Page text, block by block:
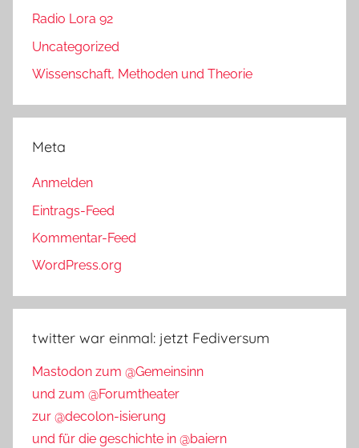
Radio Lora 92
Uncategorized
Wissenschaft, Methoden und Theorie
Meta
Anmelden
Eintrags-Feed
Kommentar-Feed
WordPress.org
twitter war einmal: jetzt Fediversum
Mastodon zum @Gemeinsinn
und zum @Forumtheater
zur @decolon-isierung
und für die geschichte in @baiern